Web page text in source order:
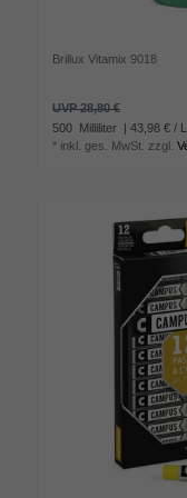
Brillux Vitamix 9018
UVP 28,80 €
500 Milliliter
| 43,98 € /
* inkl. ges. MwSt. zzgl.